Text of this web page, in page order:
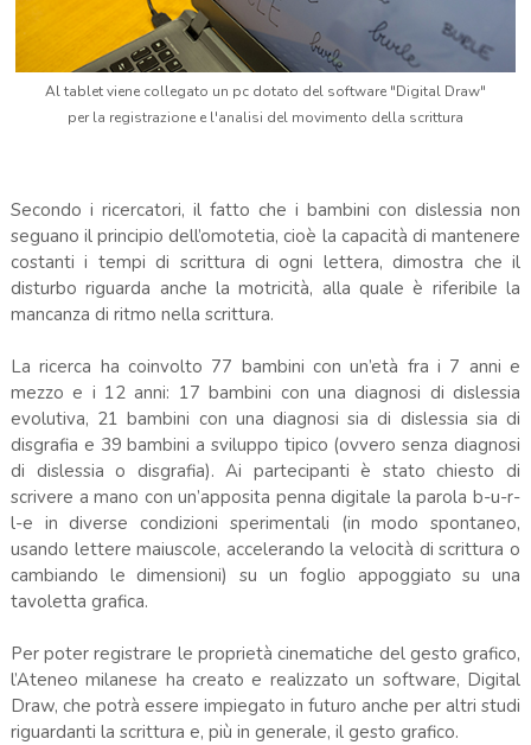
Al tablet viene collegato un pc dotato del software "Digital Draw"
per la registrazione e l'analisi del movimento della scrittura
Secondo i ricercatori, il fatto che i bambini con dislessia non
seguano il principio dell’omotetia, cioè la capacità di mantenere
costanti i tempi di scrittura di ogni lettera, dimostra che il
disturbo riguarda anche la motricità, alla quale è riferibile la
mancanza di ritmo nella scrittura.
La ricerca ha coinvolto 77 bambini con un’età fra i 7 anni e
mezzo e i 12 anni: 17 bambini con una diagnosi di dislessia
evolutiva, 21 bambini con una diagnosi sia di dislessia sia di
disgrafia e 39 bambini a sviluppo tipico (ovvero senza diagnosi
di dislessia o disgrafia). Ai partecipanti è stato chiesto di
scrivere a mano con un’apposita penna digitale la parola b-u-r-
l-e in diverse condizioni sperimentali (in modo spontaneo,
usando lettere maiuscole, accelerando la velocità di scrittura o
cambiando le dimensioni) su un foglio appoggiato su una
tavoletta grafica.
Per poter registrare le proprietà cinematiche del gesto grafico,
l’Ateneo milanese ha creato e realizzato un software, Digital
Draw, che potrà essere impiegato in futuro anche per altri studi
riguardanti la scrittura e, più in generale, il gesto grafico.